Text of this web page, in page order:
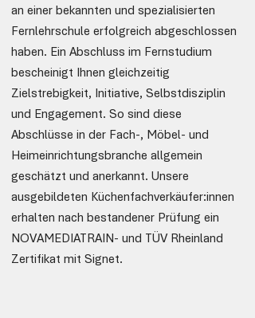
an einer bekannten und spezialisierten
Fernlehrschule erfolgreich abgeschlossen
haben. Ein Abschluss im Fernstudium
bescheinigt Ihnen gleichzeitig
Zielstrebigkeit, Initiative, Selbstdisziplin
und Engagement. So sind diese
Abschlüsse in der Fach-, Möbel- und
Heimeinrichtungsbranche allgemein
geschätzt und anerkannt. Unsere
ausgebildeten Küchenfachverkäufer:innen
erhalten nach bestandener Prüfung ein
NOVAMEDIATRAIN- und TÜV Rheinland
Zertifikat mit Signet.